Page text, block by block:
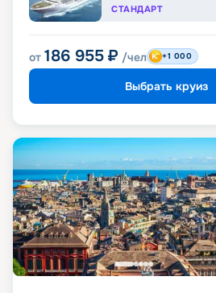
СТАНДАРТ
от 186 955 ₽ /чел +1 000
Выбрать круиз